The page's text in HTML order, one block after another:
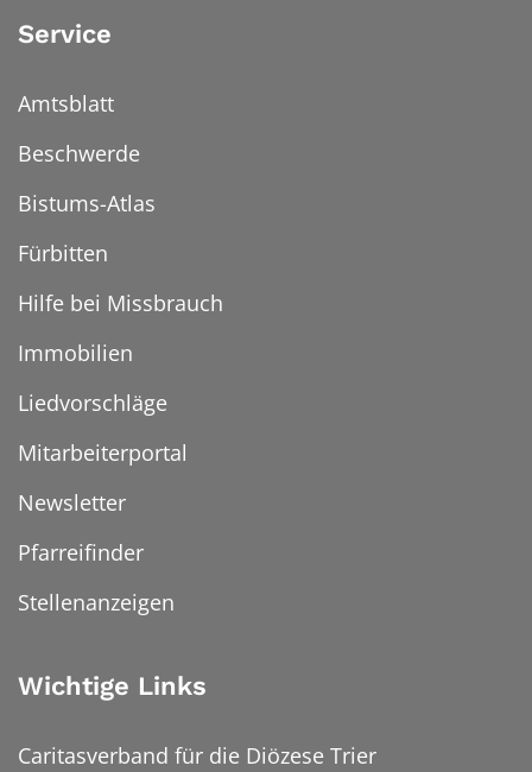
Service
Amtsblatt
Beschwerde
Bistums-Atlas
Fürbitten
Hilfe bei Missbrauch
Immobilien
Liedvorschläge
Mitarbeiterportal
Newsletter
Pfarreifinder
Stellenanzeigen
Wichtige Links
Caritasverband für die Diözese Trier